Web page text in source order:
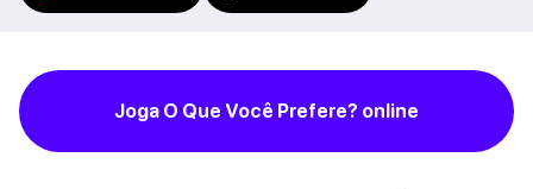
Joga O Que Você Prefere? online